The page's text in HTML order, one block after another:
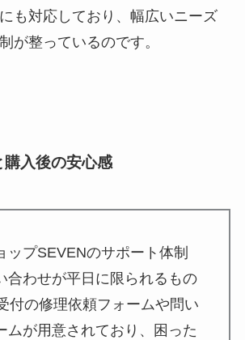
も対応しており、幅広いニーズ
が整っているのです。
入後の安心感
ップSEVENのサポート体制
合わせが平日に限られるもの
付の修理依頼フォームや問い
ムが用意されており、困った